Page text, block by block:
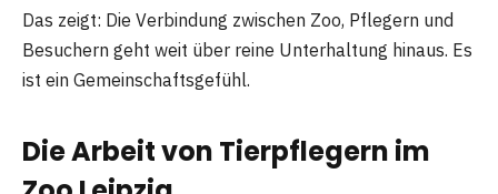
Das zeigt: Die Verbindung zwischen Zoo, Pflegern und
Besuchern geht weit über reine Unterhaltung hinaus. Es
ist ein Gemeinschaftsgefühl.
Die Arbeit von Tierpflegern im